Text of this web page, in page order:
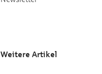
Weitere Artikel